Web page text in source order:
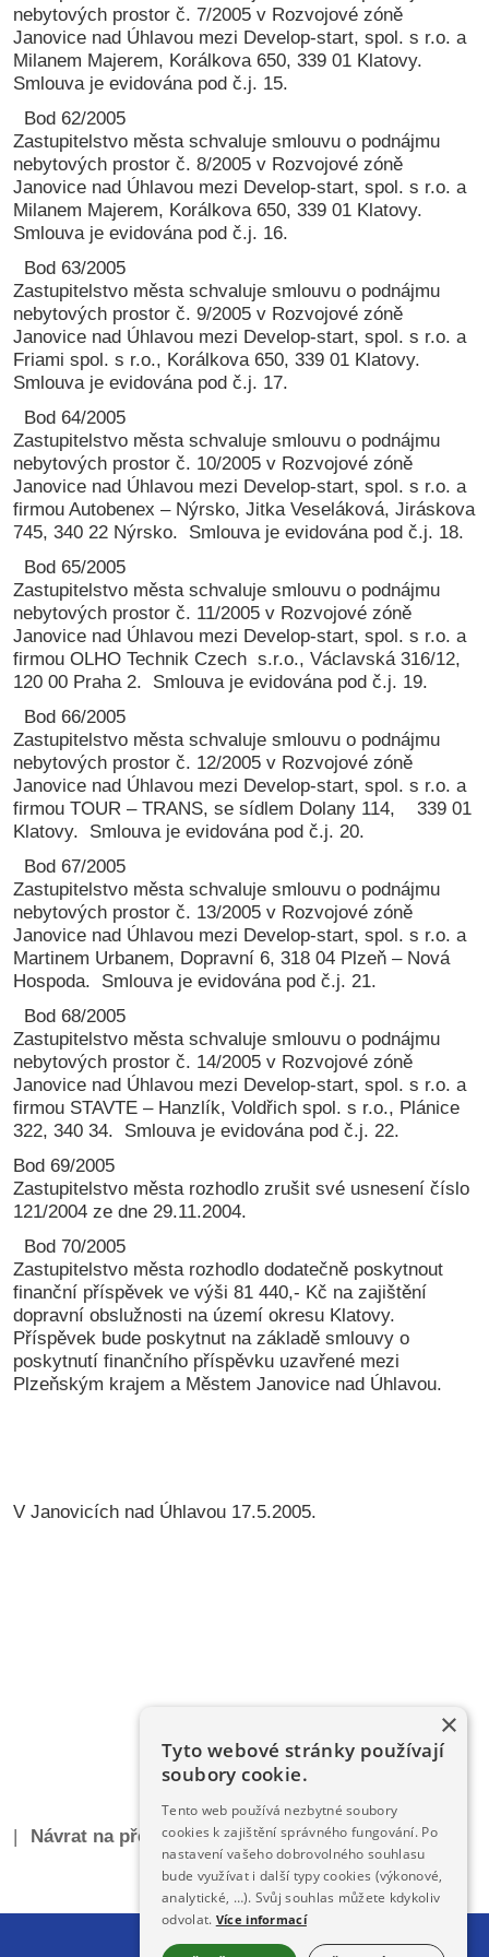
nebytových prostor č. 7/2005 v Rozvojové zóně
Janovice nad Úhlavou mezi Develop-start, spol. s r.o. a
Milanem Majerem, Korálkova 650, 339 01 Klatovy.
Smlouva je evidována pod č.j. 15.
Bod 62/2005
Zastupitelstvo města schvaluje smlouvu o podnájmu
nebytových prostor č. 8/2005 v Rozvojové zóně
Janovice nad Úhlavou mezi Develop-start, spol. s r.o. a
Milanem Majerem, Korálkova 650, 339 01 Klatovy.
Smlouva je evidována pod č.j. 16.
Bod 63/2005
Zastupitelstvo města schvaluje smlouvu o podnájmu
nebytových prostor č. 9/2005 v Rozvojové zóně
Janovice nad Úhlavou mezi Develop-start, spol. s r.o. a
Friami spol. s r.o., Korálkova 650, 339 01 Klatovy.
Smlouva je evidována pod č.j. 17.
Bod 64/2005
Zastupitelstvo města schvaluje smlouvu o podnájmu
nebytových prostor č. 10/2005 v Rozvojové zóně
Janovice nad Úhlavou mezi Develop-start, spol. s r.o. a
firmou Autobenex – Nýrsko, Jitka Veseláková, Jiráskova
745, 340 22 Nýrsko. Smlouva je evidována pod č.j. 18.
Bod 65/2005
Zastupitelstvo města schvaluje smlouvu o podnájmu
nebytových prostor č. 11/2005 v Rozvojové zóně
Janovice nad Úhlavou mezi Develop-start, spol. s r.o. a
firmou OLHO Technik Czech s.r.o., Václavská 316/12,
120 00 Praha 2. Smlouva je evidována pod č.j. 19.
Bod 66/2005
Zastupitelstvo města schvaluje smlouvu o podnájmu
nebytových prostor č. 12/2005 v Rozvojové zóně
Janovice nad Úhlavou mezi Develop-start, spol. s r.o. a
firmou TOUR – TRANS, se sídlem Dolany 114, 339 01
Klatovy. Smlouva je evidována pod č.j. 20.
Bod 67/2005
Zastupitelstvo města schvaluje smlouvu o podnájmu
nebytových prostor č. 13/2005 v Rozvojové zóně
Janovice nad Úhlavou mezi Develop-start, spol. s r.o. a
Martinem Urbanem, Dopravní 6, 318 04 Plzeň – Nová
Hospoda. Smlouva je evidována pod č.j. 21.
Bod 68/2005
Zastupitelstvo města schvaluje smlouvu o podnájmu
nebytových prostor č. 14/2005 v Rozvojové zóně
Janovice nad Úhlavou mezi Develop-start, spol. s r.o. a
firmou STAVTE – Hanzlík, Voldřich spol. s r.o., Plánice
322, 340 34. Smlouva je evidována pod č.j. 22.
Bod 69/2005
Zastupitelstvo města rozhodlo zrušit své usnesení číslo
121/2004 ze dne 29.11.2004.
Bod 70/2005
Zastupitelstvo města rozhodlo dodatečně poskytnout
finanční příspěvek ve výši 81 440,- Kč na zajištění
dopravní obslužnosti na území okresu Klatovy.
Příspěvek bude poskytnut na základě smlouvy o
poskytnutí finančního příspěvku uzavřené mezi
Plzeňským krajem a Městem Janovice nad Úhlavou.
V Janovicích nad Úhlavou 17.5.2005.
| Návrat na předchozí stránku |
×
Tyto webové stránky používají
soubory cookie.
Tento web používá nezbytné soubory
cookies k zajištění správného fungování. Po
nastavení vašeho dobrovolného souhlasu
bude využívat i další typy cookies (výkonové,
analytické, …). Svůj souhlas můžete kdykoliv
odvolat. Více informací